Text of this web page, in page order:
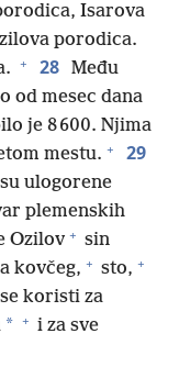
Isarova
porodica.
+ 28 Među
od mesec dana
je 8 600. Njima
mestu. + 29
ulogorene
plemenskih
Ozilov + sin
kovčeg, + sto, +
koristi za
* + i za sve